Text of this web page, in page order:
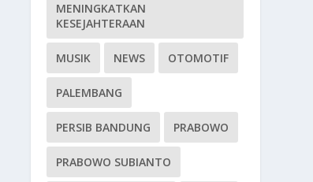
MENINGKATKAN
KESEJAHTERAAN
MUSIK NEWS OTOMOTIF
PALEMBANG
PERSIB BANDUNG PRABOWO
PRABOWO SUBIANTO